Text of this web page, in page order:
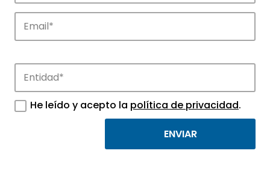
Noticias
Conoce las noticias más destacadas de
APTE y sus parques científicos y
tecnológicos.
He leído y acepto la política de privacidad.